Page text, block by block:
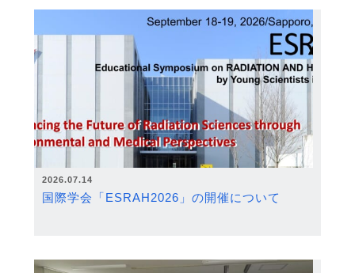
2026.07.14
国際学会「ESRAH2026」の開催について